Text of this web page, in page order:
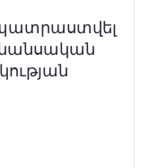
պատրաստվել